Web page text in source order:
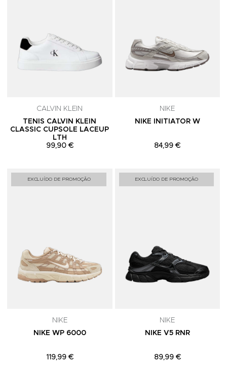
CALVIN KLEIN
TENIS CALVIN KLEIN
CLASSIC CUPSOLE LACEUP
LTH
99,90 €
NIKE
NIKE INITIATOR W
84,99 €
EXCLUÍDO DE PROMOÇÃO Adicionar aos Favoritos
NIKE
NIKE WP 6000
119,99 €
EXCLUÍDO DE PROMOÇÃO
NIKE
NIKE V5 RNR
89,99 €